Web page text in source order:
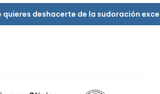
quieres deshacerte de la sudoración